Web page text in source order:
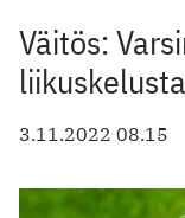
Väitös:
3.11.2022 08.15